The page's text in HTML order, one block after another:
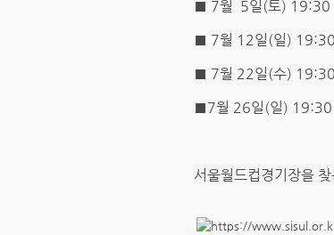
■ 7월 5일(토) 19:30
■ 7월 12일(일)
■ 7월 22일(수) 19:30
■7월 26일(일) 19:30
서울월드컵경기장을